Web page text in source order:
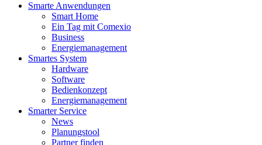
Smarte Anwendungen
Smart Home
Ein Tag mit Comexio
Business
Energiemanagement
Smartes System
Hardware
Software
Bedienkonzept
Energiemanagement
Smarter Service
News
Planungstool
Partner finden